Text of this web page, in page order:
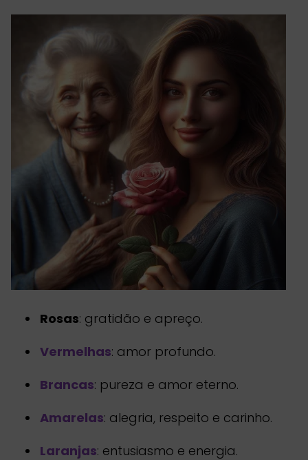
Rosas: gratidão e apreço.
Vermelhas: amor profundo.
Brancas: pureza e amor eterno.
Amarelas: alegria, respeito e carinho.
Laranjas: entusiasmo e energia.